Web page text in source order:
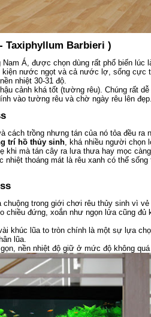
Taxiphyllum Barbieri )
Á, được chọn dùng rất phổ biến lúc
kiện nước ngọt và cả nước lợ, sống
nhiệt 30-31 độ.
cảnh khá tốt (tường rêu). Chúng rất
vào tường rêu và chờ ngày rêu lên
cách trồng nhưng tán của nó tỏa đều ra
trí hồ thủy sinh , khá nhiều người chọn
khi mà tán cây ra lưa thưa hay mọc
nhiệt thoáng mát là rêu xanh có thể
trong giới chơi rêu thủy sinh vì
chiều đứng, xoắn như ngọn lửa cũng đủ
khúc lũa to tròn chính là một sự lựa
lũa.
nền nhiệt độ giữ ở mức độ không